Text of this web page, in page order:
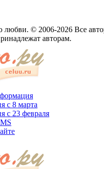
любви. © 2006-2026 Все
авторам.
с 8 марта
с 23 февраля